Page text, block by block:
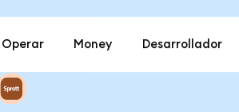
Operar Money Desarrollador